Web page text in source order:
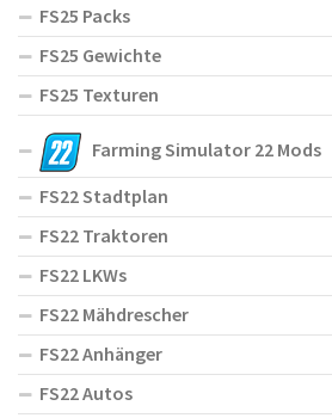
FS25 Packs
FS25 Gewichte
FS25 Texturen
Farming Simulator 22 Mods
FS22 Stadtplan
FS22 Traktoren
FS22 LKWs
FS22 Mähdrescher
FS22 Anhänger
FS22 Autos